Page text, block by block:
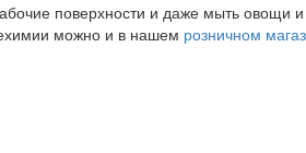
поверхности и даже мыть овощи
можно и в нашем розничном